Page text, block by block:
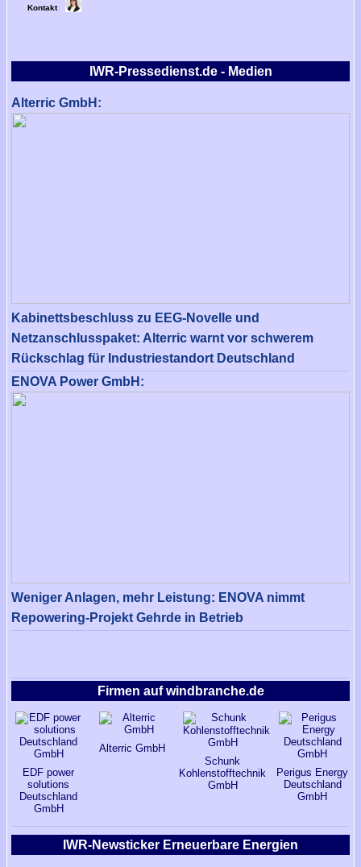
IWR-Newsticker Erneuerbare Energien
Kontakt
IWR-Pressedienst.de - Medien
Alterric GmbH:
Kabinettsbeschluss zu EEG-Novelle und
Netzanschlusspaket: Alterric warnt vor schwerem
Rückschlag für Industriestandort Deutschland
ENOVA Power GmbH:
Weniger Anlagen, mehr Leistung: ENOVA nimmt
Repowering-Projekt Gehrde in Betrieb
Firmen auf windbranche.de
EDF power
solutions
Deutschland
GmbH
Alterric GmbH
Schunk
Kohlenstofftechnik
GmbH
Perigus Energy
Deutschland
GmbH